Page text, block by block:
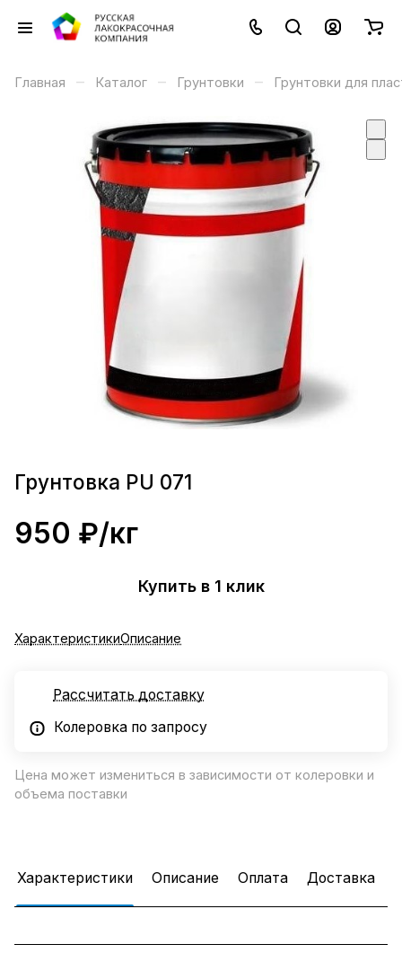
Главная – Каталог – Грунтовки – Грунтовки для
Грунтовка PU 071
950 ₽/кг
Купить в 1 клик
ХарактеристикиОписание
Рассчитать доставку
Колеровка по запросу
Цена может измениться в зависимости от колеровки и
объема поставки
Характеристики Описание Оплата Доставка